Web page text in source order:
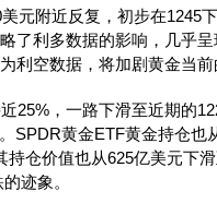
美元附近反复，初步在1245
了利多数据的影响，几乎
利空数据，将加剧黄金当前
25% ，一路下滑至近期的
。 SPDR黄金ETF黄金持仓也
持仓价值也从625亿美元下
的迹象。